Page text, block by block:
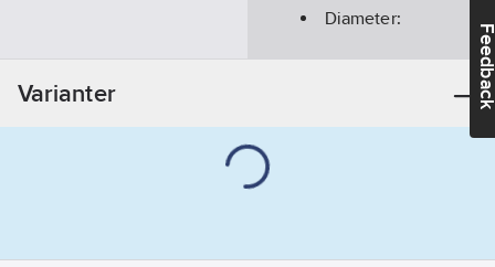
Diameter:
Varianter